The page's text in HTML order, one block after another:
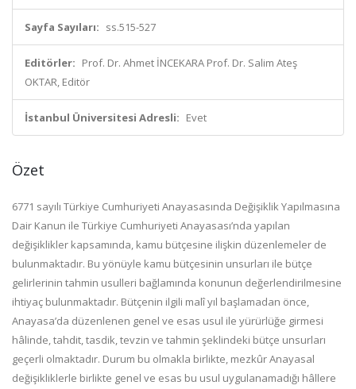
Sayfa Sayıları: ss.515-527
Editörler: Prof. Dr. Ahmet İNCEKARA Prof. Dr. Salim Ateş
OKTAR, Editör
İstanbul Üniversitesi Adresli: Evet
Özet
6771 sayılı Türkiye Cumhuriyeti Anayasasında Değişiklik Yapılmasına
Dair Kanun ile Türkiye Cumhuriyeti Anayasası’nda yapılan
değişiklikler kapsamında, kamu bütçesine ilişkin düzenlemeler de
bulunmaktadır. Bu yönüyle kamu bütçesinin unsurları ile bütçe
gelirlerinin tahmin usulleri bağlamında konunun değerlendirilmesine
ihtiyaç bulunmaktadır. Bütçenin ilgili malî yıl başlamadan önce,
Anayasa’da düzenlenen genel ve esas usul ile yürürlüğe girmesi
hâlinde, tahdit, tasdik, tevzin ve tahmin şeklindeki bütçe unsurları
geçerli olmaktadır. Durum bu olmakla birlikte, mezkûr Anayasal
değişikliklerle birlikte genel ve esas bu usul uygulanamadığı hâllere